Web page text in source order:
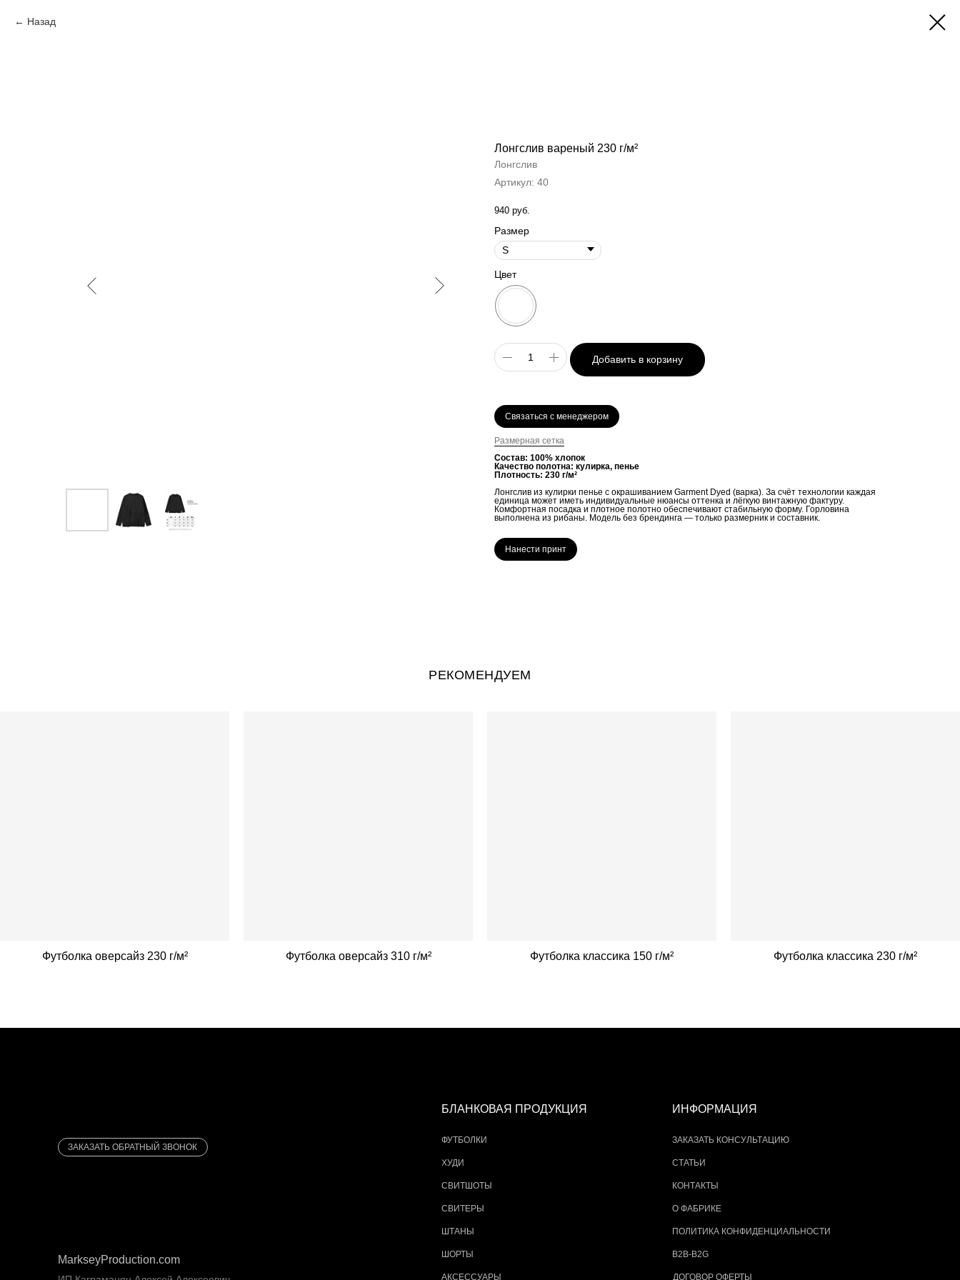
Назад
Лонгслив вареный 230 г/м²
Лонгслив
Артикул: 40
940 руб.
Размер
Цвет
Добавить в корзину
Связаться с менеджером
Размерная сетка
Состав: 100% хлопок
Качество полотна: кулирка, пенье
Плотность: 230 г/м²
Лонгслив из кулирки пенье с окрашиванием Garment Dyed (варка). За счёт технологии каждая
единица может иметь индивидуальные нюансы оттенка и лёгкую винтажную фактуру.
Комфортная посадка и плотное полотно обеспечивают стабильную форму. Горловина
выполнена из рибаны. Модель без брендинга — только размерник и составник.
Нанести принт
РЕКОМЕНДУЕМ
Футболка оверсайз 230 г/м² Футболка оверсайз 310 г/м² Футболка классика 150 г/м² Футболка классика 230 г/м²
БЛАНКОВАЯ ПРОДУКЦИЯ ИНФОРМАЦИЯ
MarkseyProduction.com
ЗАКАЗАТЬ ОБРАТНЫЙ ЗВОНОК
ФУТБОЛКИ ЗАКАЗАТЬ КОНСУЛЬТАЦИЮ
ДОГОВОР ОФЕРТЫ
О ФАБРИКЕ
КОНТАКТЫ
СТАТЬИ
ПОЛИТИКА КОНФИДЕНЦИАЛЬНОСТИ
B2B-B2G
ХУДИ
СВИТШОТЫ
СВИТЕРЫ
ШТАНЫ
ШОРТЫ
АКСЕССУАРЫ